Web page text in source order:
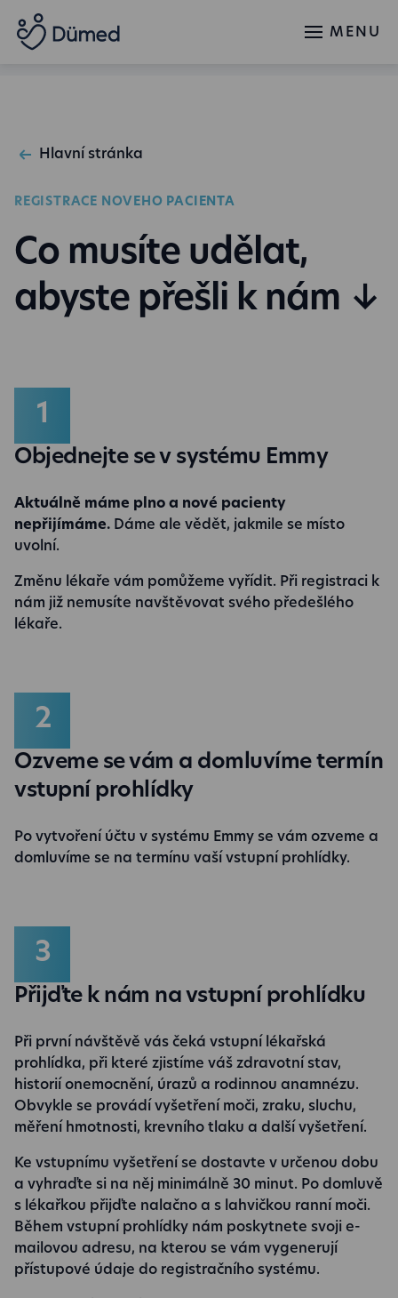
MENU
Hlavní stránka
REGISTRACE NOVÉHO PACIENTA
Co musíte udělat,
abyste přešli k nám ↓
Objednejte se v systému Emmy
Aktuálně máme plno a nové pacienty
nepřijímáme. Dáme ale vědět, jakmile se místo
uvolní.
Změnu lékaře vám pomůžeme vyřídit. Při registraci k
nám již nemusíte navštěvovat svého předešlého
lékaře.
Ozveme se vám a domluvíme termín
vstupní prohlídky
Po vytvoření účtu v systému Emmy se vám ozveme a
domluvíme se na termínu vaší vstupní prohlídky.
Přijďte k nám na vstupní prohlídku
Při první návštěvě vás čeká vstupní lékařská
prohlídka, při které zjistíme váš zdravotní stav,
historií onemocnění, úrazů a rodinnou anamnézu.
Obvykle se provádí vyšetření moči, zraku, sluchu,
měření hmotnosti, krevního tlaku a další vyšetření.
Ke vstupnímu vyšetření se dostavte v určenou dobu
a vyhraďte si na něj minimálně 30 minut. Po domluvě
s lékařkou přijďte nalačno a s lahvičkou ranní moči.
Během vstupní prohlídky nám poskytnete svoji e-
mailovou adresu, na kterou se vám vygenerují
přístupové údaje do registračního systému.